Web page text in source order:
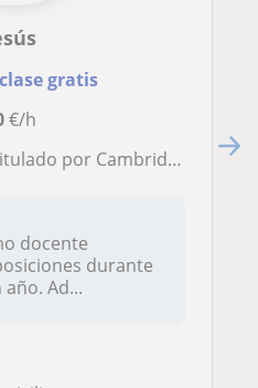
gratis
€/h
por Cambridge University
docente
durante
Ad...